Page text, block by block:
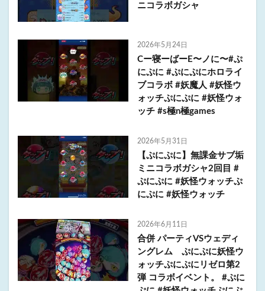
ニコラボガシャ
2026年5月24日
Cー寝ーばーE〜ノに〜#ぷ
にぷに #ぷにぷにホロライ
ブコラボ #妖魔人 #妖怪ウ
ォッチぷにぷに #妖怪ウォ
ッチ #s極n極games
2026年5月31日
【ぷにぷに】無課金サブ垢
ミニコラボガシャ2回目 #
ぷにぷに #妖怪ウォッチぷ
にぷに #妖怪ウォッチ
2026年6月11日
合併 パーティVSウェディ
ングレム ぷにぷに妖怪ウ
ォッチぷにぷにリゼロ第2
弾 コラボイベント。 #ぷに